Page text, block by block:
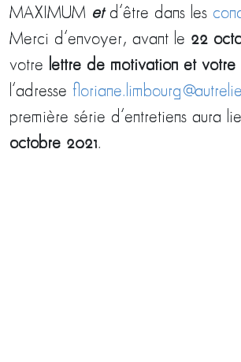
MAXIMUM etd’être dans les
Merci d’envoyer, avant le 22
votre lettre de motivation et
l’adresse
première série d’entretiens aura
octobre 2021.